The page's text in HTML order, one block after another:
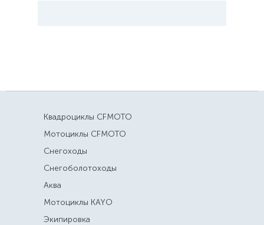
Квадроциклы CFMOTO
Мотоциклы CFMOTO
Снегоходы
Снегоболотоходы
Аква
Мотоциклы KAYO
Экипировка